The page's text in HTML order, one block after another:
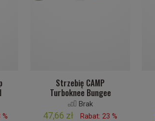
%
Strzebię CAMP
Turboknee Bungee
Brak
47,66 zł Rabat: 23 %